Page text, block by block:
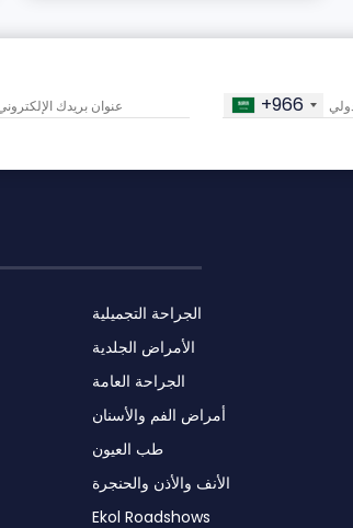
+966
الجراحة التجميلية
الأمراض الجلدية
الجراحة العامة
أمراض الفم والأسنان
طب العيون
الأنف والأذن والحنجرة
Ekol Roadshows